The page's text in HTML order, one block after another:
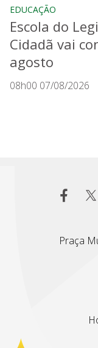
EDUCAÇÃO
Escola do
Cidadã vai
agosto
08h00 07/08/2026
Praça